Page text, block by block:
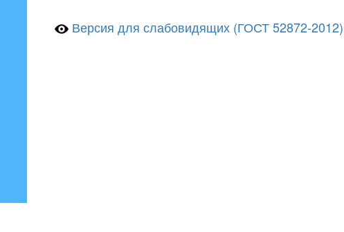
Версия для слабовидящих (ГОСТ 52872-2012)